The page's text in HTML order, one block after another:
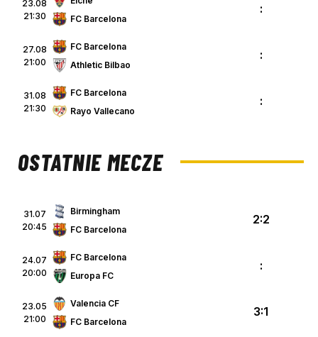
23.08
21:30
FC Barcelona
:
27.08
21:00
FC Barcelona
Athletic Bilbao
:
31.08
21:30
FC Barcelona
Rayo Vallecano
:
OSTATNIE MECZE
31.07
20:45
Birmingham
FC Barcelona
2:2
24.07
20:00
FC Barcelona
Europa FC
:
23.05
21:00
Valencia CF
FC Barcelona
3:1